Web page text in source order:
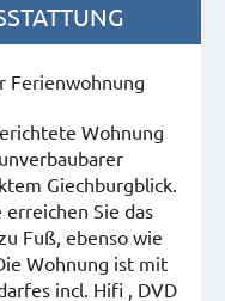
Ferienwohnung
Wohnung
Giechburgblick.
Sie das
Fuß, ebenso wie
Wohnung ist mit
incl. Hifi , DVD